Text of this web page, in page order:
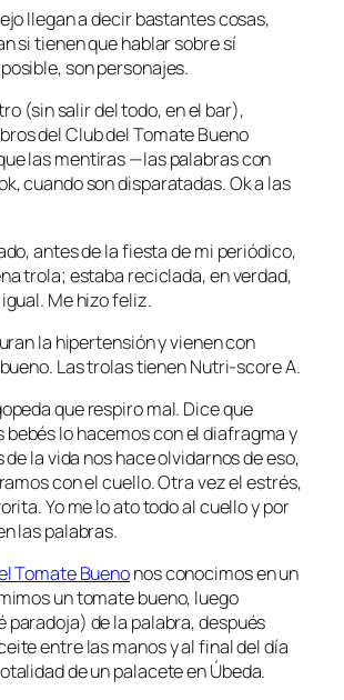
llegan a decir bastantes cosas,
si tienen que hablar sobre sí
son personajes.
(sin salir del todo, en el bar),
del Club del Tomate Bueno
las mentiras —las palabras con
cuando son disparatadas. Ok a las
antes de la fiesta de mi periódico,
trola; estaba reciclada, en verdad,
Me hizo feliz.
la hipertensión y vienen con
Las trolas tienen Nutri-score A.
que respiro mal. Dice que
bebés lo hacemos con el diafragma y
la vida nos hace olvidarnos de eso,
con el cuello. Otra vez el estrés,
Yo me lo ato todo al cuello y por
las palabras.
Tomate Buenonos conocimos en un
un tomate bueno, luego
paradoja) de la palabra, después
entre las manos y al final del día
de un palacete en Úbeda.